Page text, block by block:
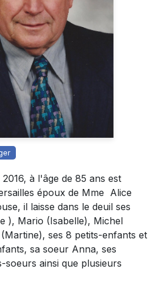
à l'âge de 85 ans est
époux de Mme Alice
il laisse dans le deuil ses
), Mario (Isabelle), Michel
ses 8 petits-enfants et
sa soeur Anna, ses
ainsi que plusieurs